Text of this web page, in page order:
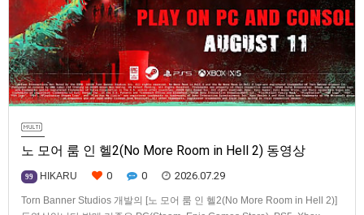
노 모어 룸 인 헬2(No More Room in Hell 2) 동영상
99 HIKARU 0 0 2026.07.29
Torn Banner Studios 개발의 [노 모어 룸 인 헬2(No More Room in Hell 2)]